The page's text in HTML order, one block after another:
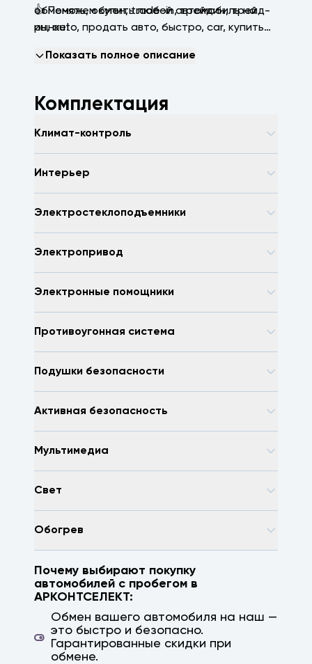
👍 Поможем купить любой автомобиль на
рынке!
обменять, обмен, trаdе-in, трейдин, трейд-
ин, аutо, продать авто, быстро, саr, купить
пробегсервис, селект, арконт, Волгоград,
Показать полное описание
Комплектация
Климат-контроль
Интерьер
Электростеклоподъемники
Электропривод
Электронные помощники
Противоугонная система
Подушки безопасности
Активная безопасность
Мультимедиа
Свет
Обогрев
Почему выбирают покупку
автомобилей с пробегом в
АРКОНТСЕЛЕКТ:
Обмен вашего автомобиля на наш —
это быстро и безопасно.
Гарантированные скидки при
обмене.